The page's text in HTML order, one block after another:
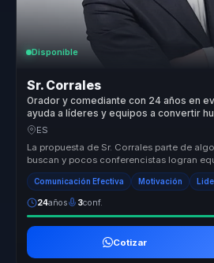
Disponible
Sr. Corrales
Orador y comediante con 24 años en
ayuda a líderes y equipos a convertir
comunicación, cohesión y motivación.
ES
La propuesta de Sr. Corrales parte de
buscan y pocos conferencistas logran
cercanía, e...
Comunicación Efectiva Motivación
24años 3conf.
Cotizar